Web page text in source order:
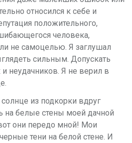
относился к себе и
положительного,
человека,
ли не самоцелью. Я заглушал
сильным. Допускать
неудачников. Я не верил в
из подкорки вдруг
на белые стены моей дачной
они передо мной! Мои
тени на белой стене. И